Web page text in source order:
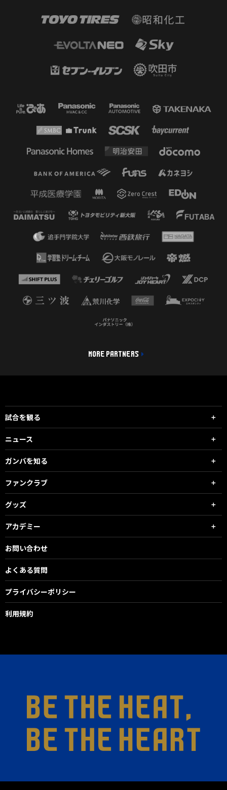
MORE PARTNERS
試合を観る
ニュース
ガンバを知る
ファンクラブ
グッズ
アカデミー
お問い合わせ
よくある質問
プライバシーポリシー
利用規約